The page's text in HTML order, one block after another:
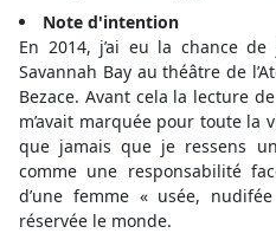
Note d'intention
En 2014, j’ai eu la chance
Savannah Bay au théâtre de
Bezace. Avant cela la lecture de
m’avait marquée pour toute la
que jamais que je ressens
comme une responsabilité
d’une femme « usée,
réservée le monde.